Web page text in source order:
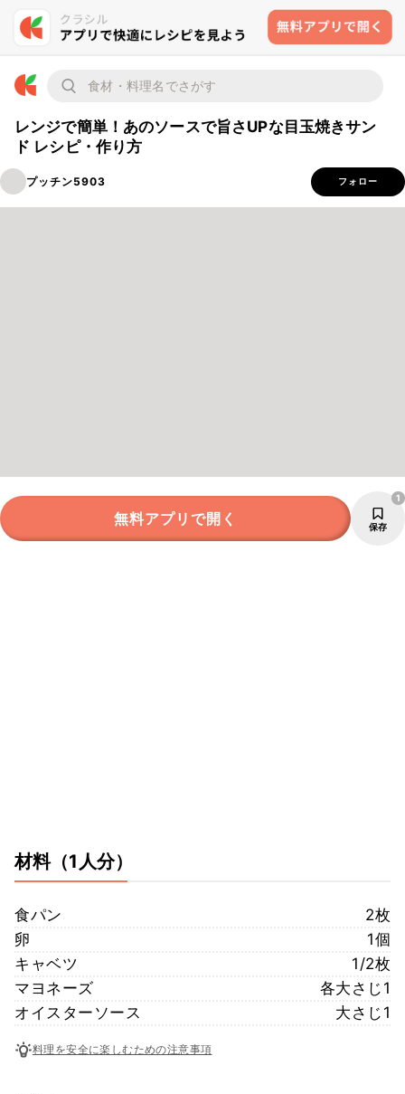
レンジで簡単！あのソースで旨さUPな目玉焼きサン
ド レシピ・作り方
プッチン5903 フォロー
無料アプリで開く 保存
1
材料（1人分）
食パン
2枚
卵
1個
キャベツ
1/2枚
マヨネーズ
各大さじ1
オイスターソース
大さじ1
料理を安全に楽しむための注意事項